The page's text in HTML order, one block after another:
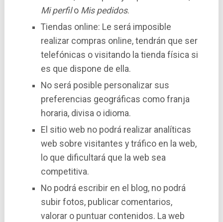
Mi perfilo Mis pedidos.
Tiendas online: Le será imposible
realizar compras online, tendrán que ser
telefónicas o visitando la tienda fí­sica si
es que dispone de ella.
No será posible personalizar sus
preferencias geográficas como franja
horaria, divisa o idioma.
El sitio web no podrá realizar analí­ticas
web sobre visitantes y tráfico en la web,
lo que dificultará que la web sea
competitiva.
No podrá escribir en el blog, no podrá
subir fotos, publicar comentarios,
valorar o puntuar contenidos. La web